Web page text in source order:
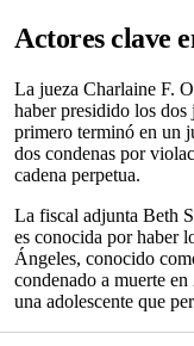
Actores clave
La jueza Charlaine F.
haber presidido los
primero terminó en un
dos condenas por
cadena perpetua.
La fiscal adjunta Beth
es conocida por haber
Ángeles, conocido
condenado a muerte
una adolescente que